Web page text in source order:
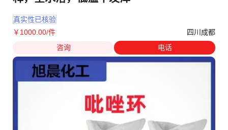
真实性已核验
￥ 1000 .00/件
四川成都
咨询
电话